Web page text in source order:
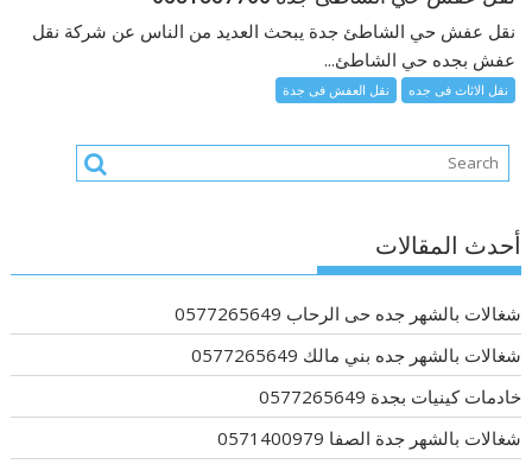
نقل عفش حي الشاطئ جدة يبحث العديد من الناس عن شركة نقل
عفش بجده حي الشاطئ...
نقل الاثاث فى جده نقل العفش فى جدة
أحدث المقالات
شغالات بالشهر جده حى الرحاب 0577265649
شغالات بالشهر جده بني مالك 0577265649
خادمات كينيات بجدة 0577265649
شغالات بالشهر جدة الصفا 0571400979